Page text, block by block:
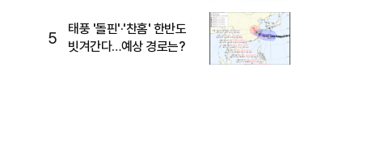
5
태풍 '돌핀'·'찬홈' 한반도
빗겨간다…예상 경로는?